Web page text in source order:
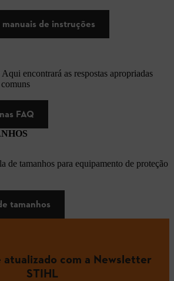
de instruções
encontrará as respostas apropriadas
FAQ
de tamanhos para equipamento de proteção
tamanhos
atualizado com a Newsletter
STIHL